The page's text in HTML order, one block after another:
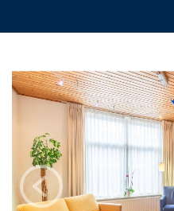
Bedrijfsaanbod
Open huizen
Baerz & Co
Aangekocht
Diensten